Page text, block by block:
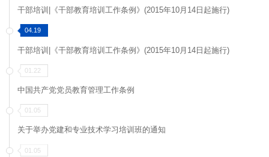
干部培训|《干部教育培训工作条例》(2015年10月14日起施行)
04.19
干部培训|《干部教育培训工作条例》(2015年10月14日起施行)
01.22
中国共产党党员教育管理工作条例
01.05
关于举办党建和专业技术学习培训班的通知
01.05